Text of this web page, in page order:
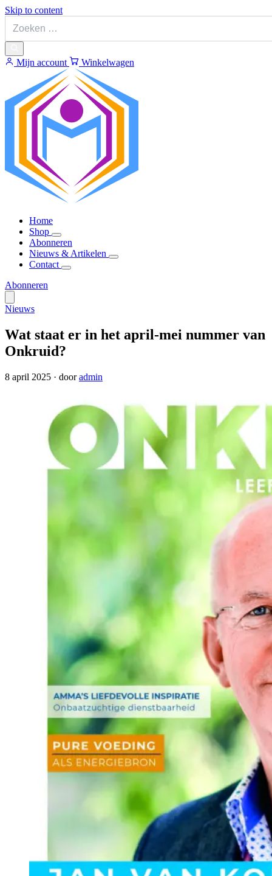
Skip to content
Mijn account Winkelwagen
Home
Shop
Abonneren
Nieuws & Artikelen
Contact
Abonneren
Nieuws
Wat staat er in het april-mei nummer van
Onkruid?
8 april 2025 · dooradmin